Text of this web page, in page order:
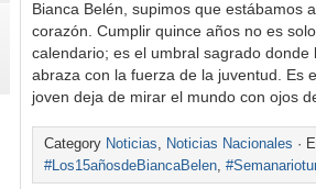
Bianca Belén, supimos que estábamos
corazón. Cumplir quince años no es
calendario; es el umbral sagrado donde
abraza con la fuerza de la juventud. Es
joven deja de mirar el mundo con ojos
Category Noticias, Noticias Nacionales ·
#Los15añosdeBiancaBelen,